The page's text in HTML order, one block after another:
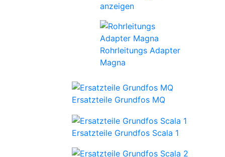
anzeigen
Rohrleitungs Adapter
Magna
Ersatzteile Grundfos MQ
Ersatzteile Grundfos Scala 1